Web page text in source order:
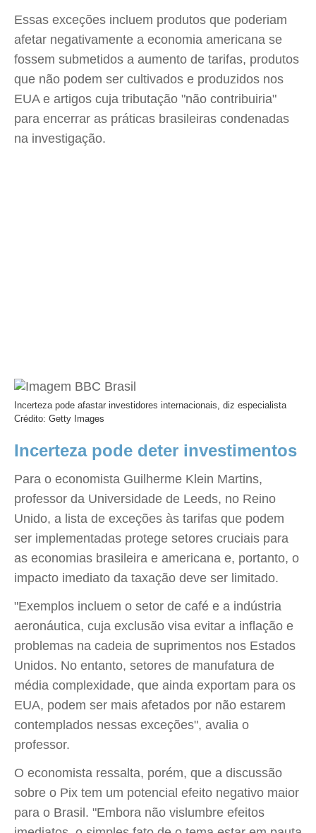
Essas exceções incluem produtos que poderiam
afetar negativamente a economia americana se
fossem submetidos a aumento de tarifas, produtos
que não podem ser cultivados e produzidos nos
EUA e artigos cuja tributação "não contribuiria"
para encerrar as práticas brasileiras condenadas
na investigação.
Incerteza pode afastar investidores internacionais, diz especialista
Crédito: Getty Images
Incerteza pode deter investimentos
Para o economista Guilherme Klein Martins,
professor da Universidade de Leeds, no Reino
Unido, a lista de exceções às tarifas que podem
ser implementadas protege setores cruciais para
as economias brasileira e americana e, portanto, o
impacto imediato da taxação deve ser limitado.
"Exemplos incluem o setor de café e a indústria
aeronáutica, cuja exclusão visa evitar a inflação e
problemas na cadeia de suprimentos nos Estados
Unidos. No entanto, setores de manufatura de
média complexidade, que ainda exportam para os
EUA, podem ser mais afetados por não estarem
contemplados nessas exceções", avalia o
professor.
O economista ressalta, porém, que a discussão
sobre o Pix tem um potencial efeito negativo maior
para o Brasil. "Embora não vislumbre efeitos